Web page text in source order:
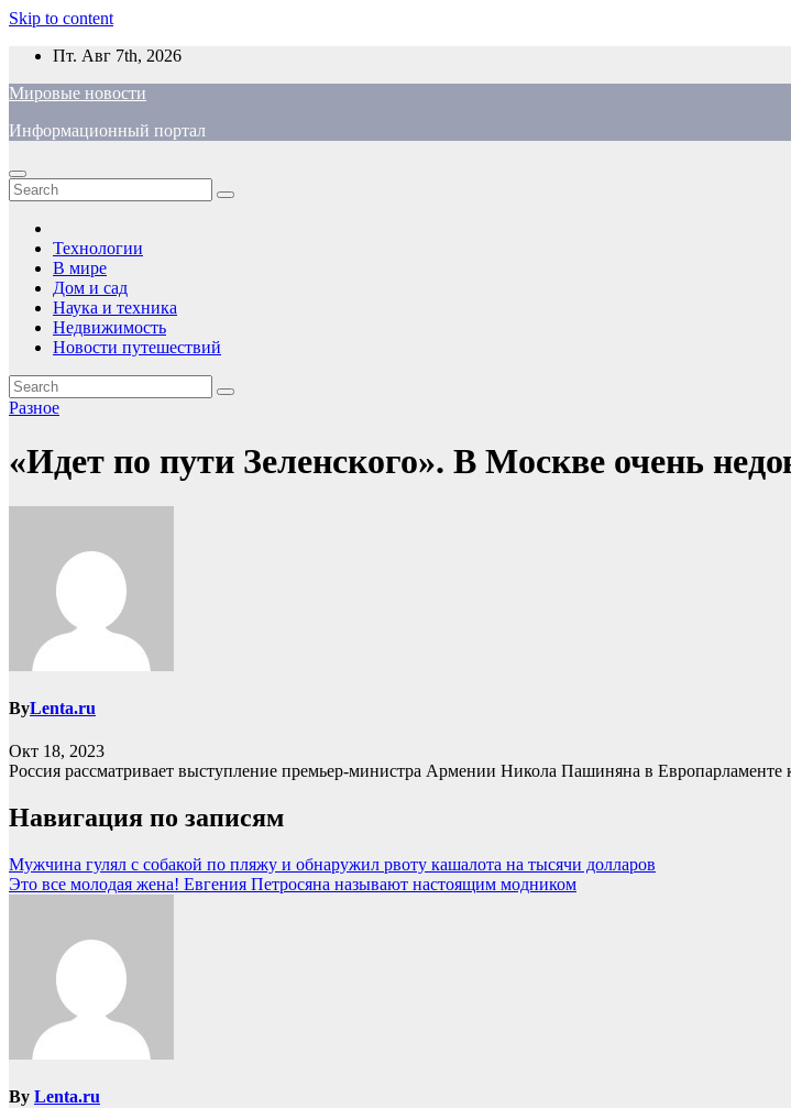
Skip to content
Пт. Авг 7th, 2026
Мировые новости
Информационный портал
Технологии
В мире
Дом и сад
Наука и техника
Недвижимость
Новости путешествий
Разное
«Идет по пути Зеленского». В Москве очень
ByLenta.ru
Окт 18, 2023
Россия рассматривает выступление премьер-министра Армении Никола Пашиняна в
Навигация по записям
Мужчина гулял с собакой по пляжу и обнаружил рвоту кашалота на тысячи долларов
Это все молодая жена! Евгения Петросяна называют настоящим модником
By Lenta.ru